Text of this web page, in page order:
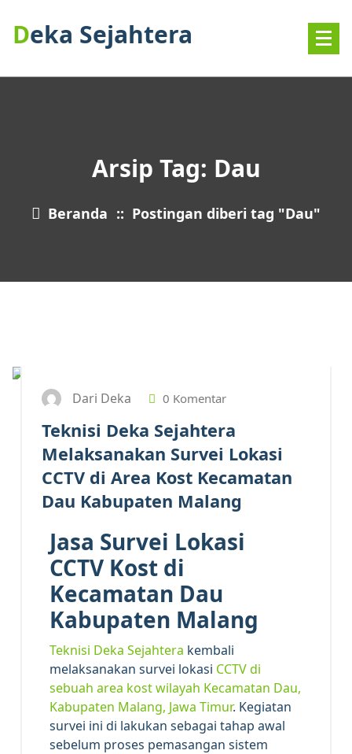
Deka Sejahtera
Arsip Tag: Dau
Beranda :: Postingan diberi tag "Dau"
Dari Deka 0 Komentar
Teknisi Deka Sejahtera
Melaksanakan Survei Lokasi
CCTV di Area Kost Kecamatan
Dau Kabupaten Malang
Jasa Survei Lokasi
CCTV Kost di
Kecamatan Dau
Kabupaten Malang
Teknisi Deka Sejahtera kembali
melaksanakan survei lokasi CCTV di
sebuah area kost wilayah Kecamatan Dau,
Kabupaten Malang, Jawa Timur. Kegiatan
survei ini di lakukan sebagai tahap awal
sebelum proses pemasangan sistem